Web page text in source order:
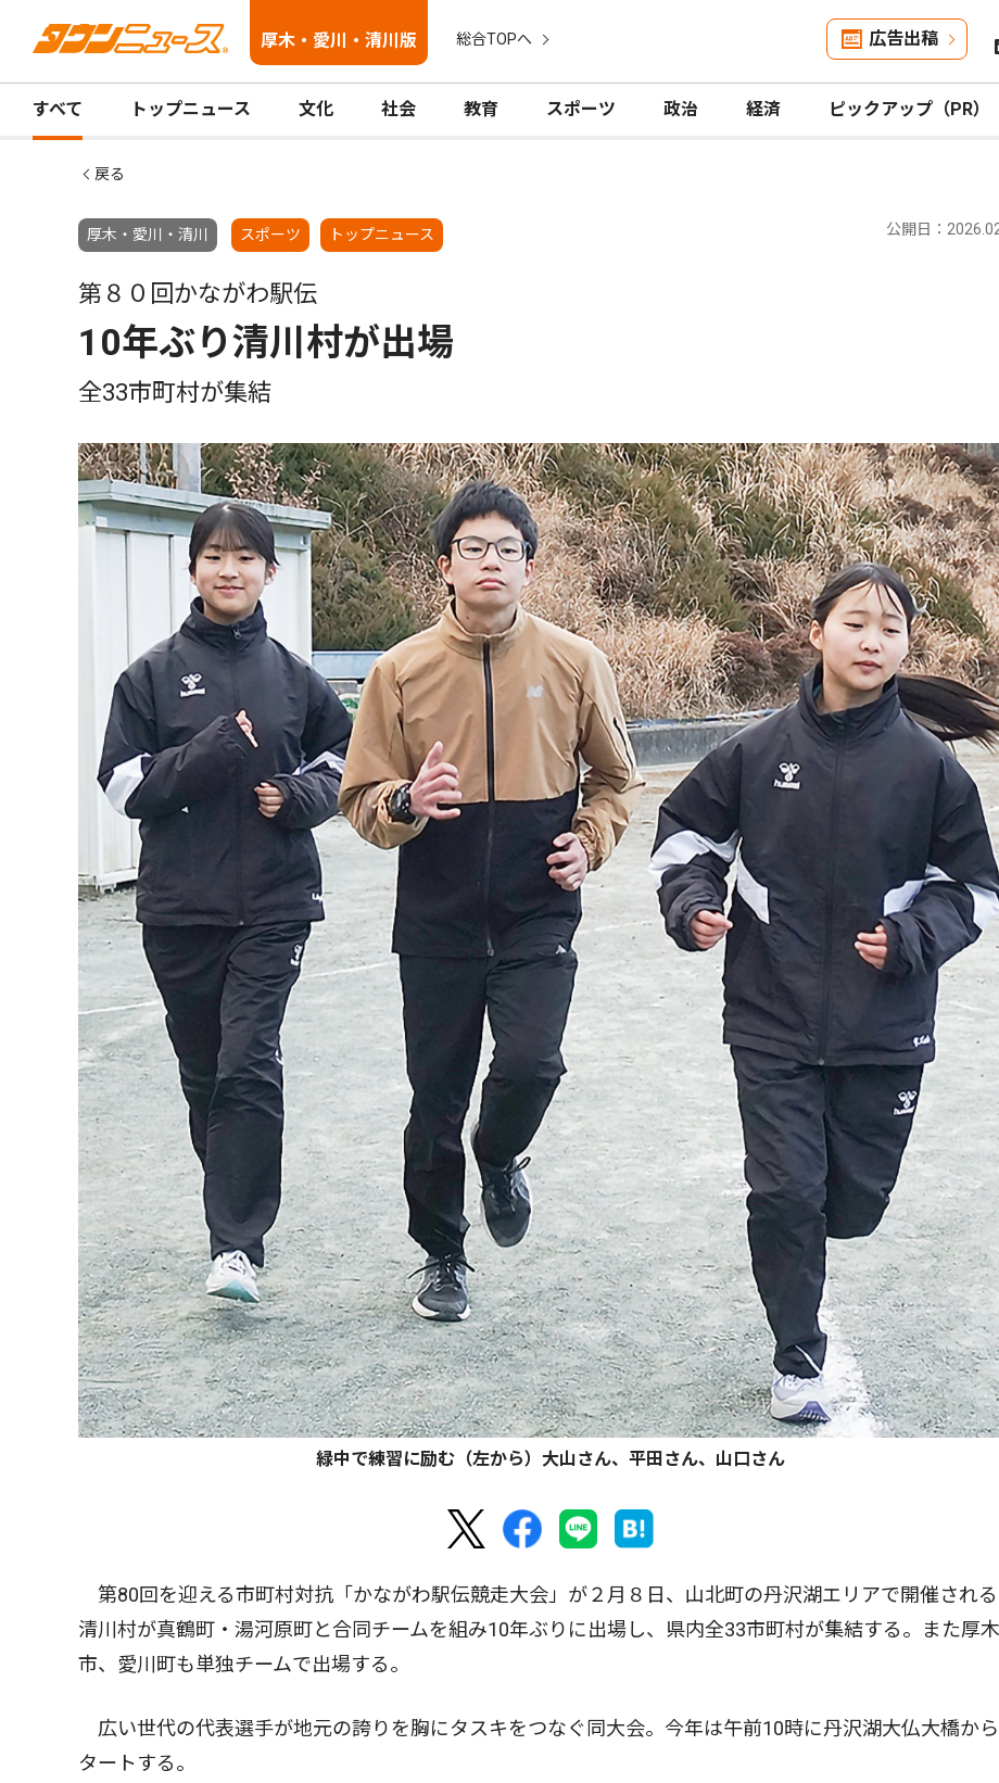
厚木・愛川・清川版 総合TOPへ 広告出稿
すべて トップニュース 文化 社会 教育 スポーツ 政治 経済 ピックアップ（PR）
戻る
厚木・愛川・清川 スポーツ トップニュース 公開日：
第８０回かながわ駅伝
10年ぶり清川村が出場
全33市町村が集結
緑中で練習に励む（左から）大山さん、平田さん、山口さん
第80回を迎える市町村対抗「かながわ駅伝競走大会」が２月８日、山北町の丹沢湖エリアで開催される
清川村が真鶴町・湯河原町と合同チームを組み10年ぶりに出場し、県内全33市町村が集結する。また厚木
市、愛川町も単独チームで出場する。
広い世代の代表選手が地元の誇りを胸にタスキをつなぐ同大会。今年は午前10時に丹沢湖大仏大橋か
タートする。